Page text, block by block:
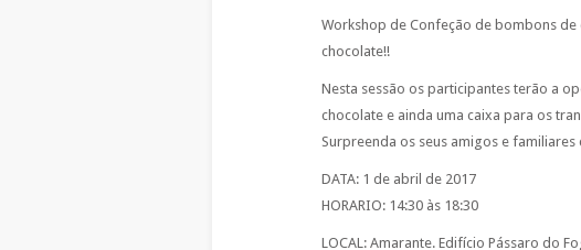
Workshop de Confeção de bombons
chocolate!!
Nesta sessão os participantes terão a
chocolate e ainda uma caixa para os
Surpreenda os seus amigos e
DATA: 1 de abril de 2017
HORARIO: 14:30 às 18:30
LOCAL: Amarante. Edifício Pássaro do